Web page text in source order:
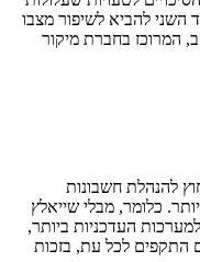
השני להביא לשיפור מצבו
המרוכז בחברת מיקור
להנהלת חשבונות
כלומר, מבלי שייאלץ
העדכניות ביותר,
התקפים לכל עת, בזכות